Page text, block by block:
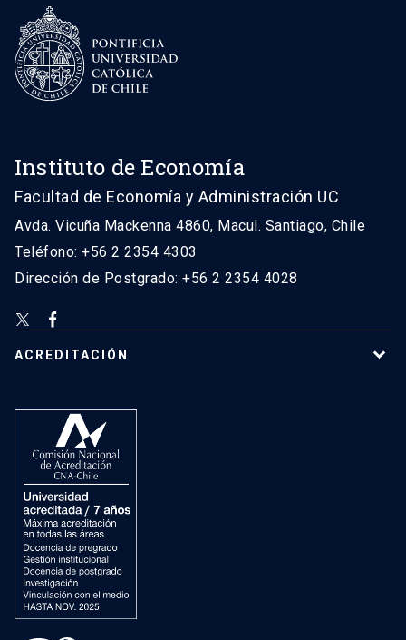
Instituto de Economía
Facultad de Economía y Administración UC
Avda. Vicuña Mackenna 4860, Macul. Santiago, Chile
Teléfono: +56 2 2354 4303
Dirección de Postgrado: +56 2 2354 4028
ACREDITACIÓN